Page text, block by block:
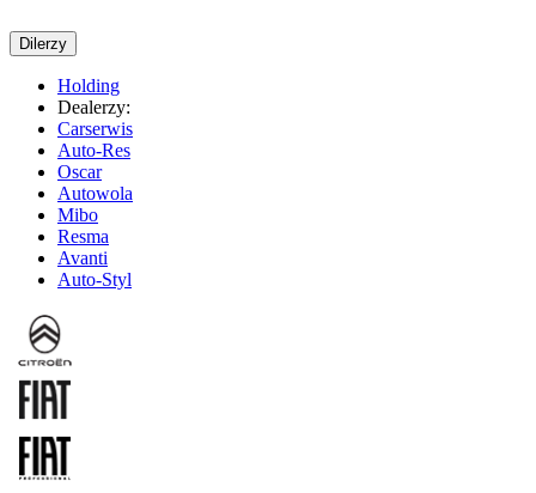
Dilerzy
Holding
Dealerzy:
Carserwis
Auto-Res
Oscar
Autowola
Mibo
Resma
Avanti
Auto-Styl